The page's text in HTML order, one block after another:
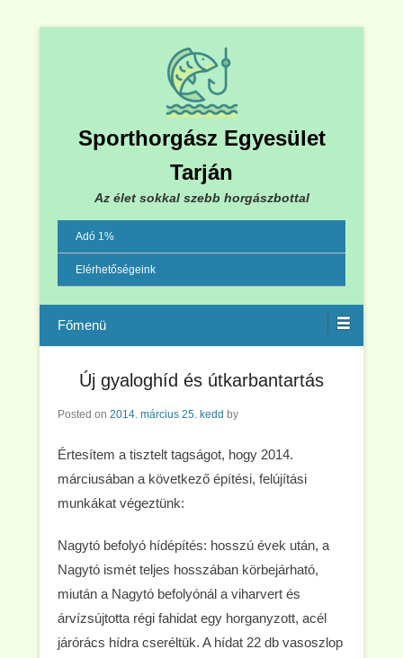
Sporthorgász Egyesület
Tarján
Az élet sokkal szebb horgászbottal
Adó 1%
Elérhetőségeink
Menu
Új gyaloghíd és útkarbantartás
Posted on 2014. március 25. kedd by
Értesítem a tisztelt tagságot, hogy 2014.
márciusában a következő építési, felújítási
munkákat végeztünk:
Nagytó befolyó hídépítés: hosszú évek után, a
Nagytó ismét teljes hosszában körbejárható,
miután a Nagytó befolyónál a viharvert és
árvízsújtotta régi fahidat egy horganyzott, acél
járórács hídra cseréltük. A hídat 22 db vasoszlop